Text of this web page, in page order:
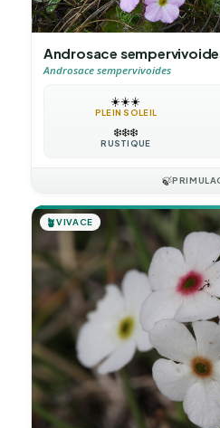
Androsace
Androsace sempervivoides
☀️☀️☀️
PLEIN SOLEIL
❄️❄️❄️
RUSTIQUE
🍃
🪴VIVACE